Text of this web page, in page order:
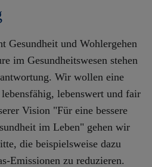
Gesundheit und Wohlergehen
im Gesundheitswesen stehen
Wir wollen eine
lebenswert und fair
Vision "Für eine bessere
im Leben" gehen wir
die beispielsweise dazu
Emissionen zu reduzieren.